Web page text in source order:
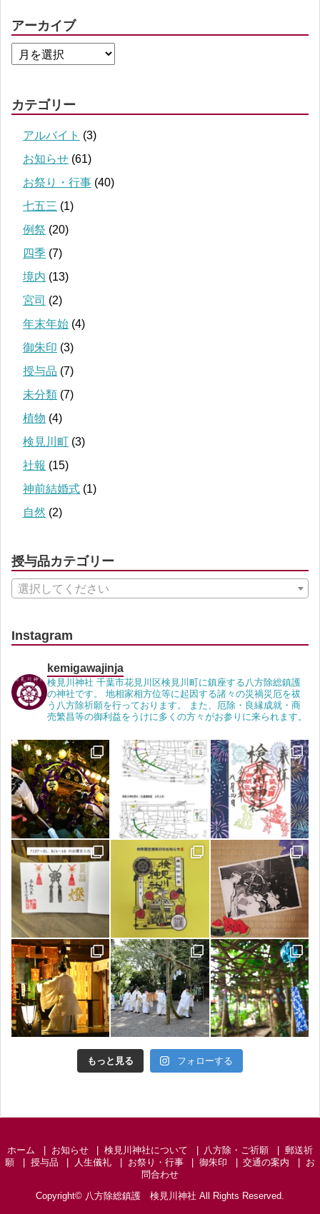
アーカイブ
カテゴリー
アルバイト (3)
お知らせ (61)
お祭り・行事 (40)
七五三 (1)
例祭 (20)
四季 (7)
境内 (13)
宮司 (2)
年末年始 (4)
御朱印 (3)
授与品 (7)
未分類 (7)
植物 (4)
検見川町 (3)
社報 (15)
神前結婚式 (1)
自然 (2)
授与品カテゴリー
選択してください
Instagram
kemigawajinja
検見川神社 千葉市花見川区検見川町に鎮座する八方除総鎮護
の神社です。 地相家相方位等に起因する諸々の災禍災厄を祓
う八方除祈願を行っております。 また、厄除・良縁成就・商
売繁昌等の御利益をうけに多くの方々がお参りに来られます。
もっと見る フォローする
ホーム お知らせ 検見川神社について 八方除・ご祈願
郵送祈
願
授与品 人生儀礼 お祭り・行事 御朱印 交通の案内
お
問合わせ
Copyright© 八方除総鎮護 検見川神社 All Rights Reserved.